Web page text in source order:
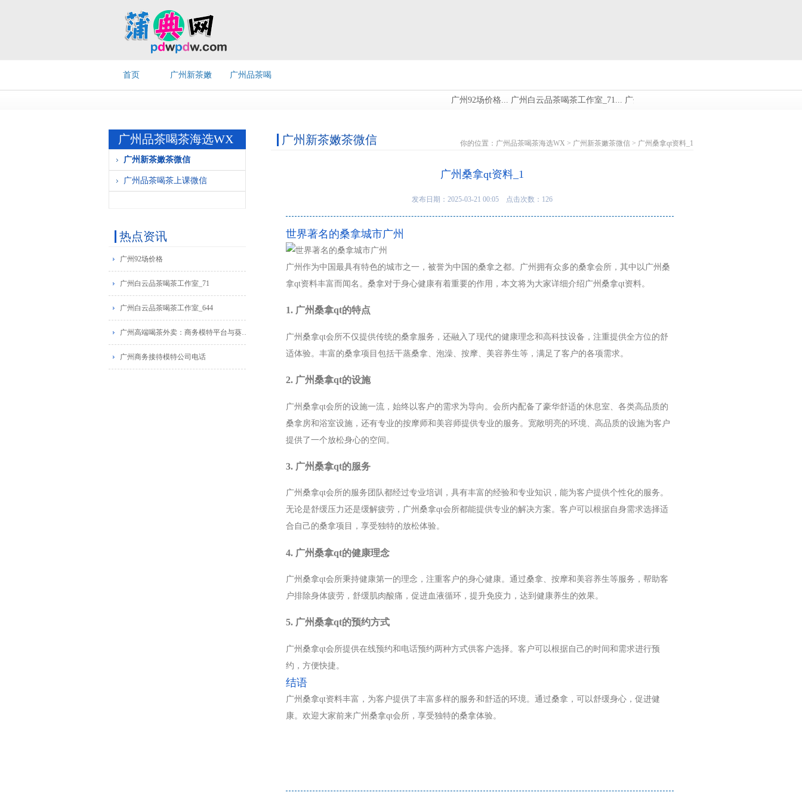
首页 广州新茶嫩 广州品茶喝
广州92场价格... 广州白云品茶喝茶工作室_71... 广州白云品茶喝茶工作室_644...
广州品茶喝茶海选WX
广州新茶嫩茶微信
广州品茶喝茶上课微信
热点资讯
广州92场价格
广州白云品茶喝茶工作室_71
广州白云品茶喝茶工作室_644
广州高端喝茶外卖：商务模特平台与葵花蒲点网广告推荐
广州商务接待模特公司电话
广州新茶嫩茶微信 你的位置： 广州品茶喝茶海选WX > 广州新茶嫩茶微信 > 广州桑拿qt资料_1
广州桑拿qt资料_1
发布日期：2025-03-21 00:05 点击次数：126
世界著名的桑拿城市广州
广州作为中国最具有特色的城市之一，被誉为中国的桑拿之都。广州拥有众多的桑拿会所，其中以广州桑
拿qt资料丰富而闻名。桑拿对于身心健康有着重要的作用，本文将为大家详细介绍广州桑拿qt资料。
1. 广州桑拿qt的特点
广州桑拿qt会所不仅提供传统的桑拿服务，还融入了现代的健康理念和高科技设备，注重提供全方位的舒
适体验。丰富的桑拿项目包括干蒸桑拿、泡澡、按摩、美容养生等，满足了客户的各项需求。
2. 广州桑拿qt的设施
广州桑拿qt会所的设施一流，始终以客户的需求为导向。会所内配备了豪华舒适的休息室、各类高品质的
桑拿房和浴室设施，还有专业的按摩师和美容师提供专业的服务。宽敞明亮的环境、高品质的设施为客户
提供了一个放松身心的空间。
3. 广州桑拿qt的服务
广州桑拿qt会所的服务团队都经过专业培训，具有丰富的经验和专业知识，能为客户提供个性化的服务。
无论是舒缓压力还是缓解疲劳，广州桑拿qt会所都能提供专业的解决方案。客户可以根据自身需求选择适
合自己的桑拿项目，享受独特的放松体验。
4. 广州桑拿qt的健康理念
广州桑拿qt会所秉持健康第一的理念，注重客户的身心健康。通过桑拿、按摩和美容养生等服务，帮助客
户排除身体疲劳，舒缓肌肉酸痛，促进血液循环，提升免疫力，达到健康养生的效果。
5. 广州桑拿qt的预约方式
广州桑拿qt会所提供在线预约和电话预约两种方式供客户选择。客户可以根据自己的时间和需求进行预
约，方便快捷。
结语
广州桑拿qt资料丰富，为客户提供了丰富多样的服务和舒适的环境。通过桑拿，可以舒缓身心，促进健
康。欢迎大家前来广州桑拿qt会所，享受独特的桑拿体验。